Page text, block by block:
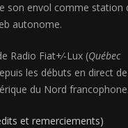
son envol comme station
autonome.
Radio Fiat+⁄-Lux (Québec
les débuts en direct
du Nord francophone.
et remerciements)